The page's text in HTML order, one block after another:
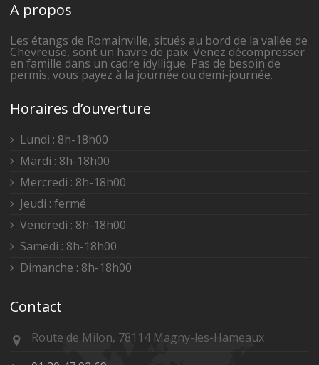
A propos
Les étangs de Romainville, situés au bord de la vallée de
Chevreuse, sont un havre de paix. Venez décompresser
en famille dans un cadre idyllique. Pas de besoin de
permis, vous payez à la journée ou demi-journée.
Horaires d’ouverture
Lundi : 8h-18h00
Mardi : 8h-18h00
Mercredi : 8h-18h00
Jeudi : fermé
Vendredi : 8h-18h00
Samedi : 8h-18h00
Dimanche : 8h-18h00
Contact
Route de Milon, 78114 Magny-les-Hameaux